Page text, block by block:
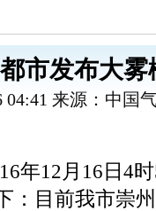
市发布大
04:41 来源：中国
年12月16日4
：目前我市崇